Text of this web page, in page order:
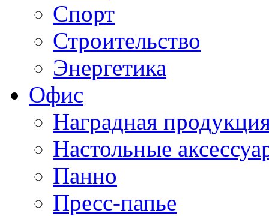
Спорт
Строительство
Энергетика
Офис
Наградная
Настольные
Панно
Пресс-папье